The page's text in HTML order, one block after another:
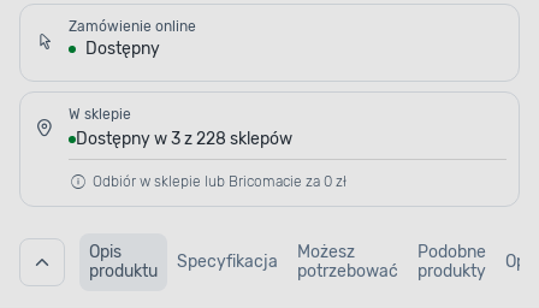
Zamówienie online
Dostępny
W sklepie
Dostępny w 3 z 228 sklepów
Odbiór w sklepie lub Bricomacie za 0 zł
Opis
produktu
Specyfikacja
Możesz
potrzebować
Podobne
produkty